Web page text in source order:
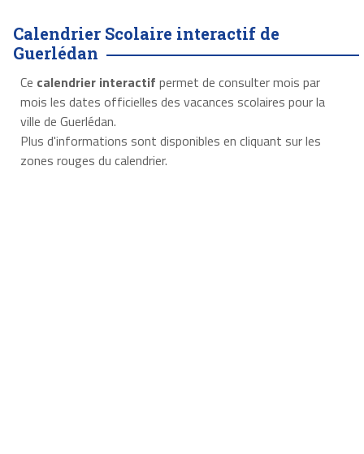
Calendrier Scolaire interactif de
Guerlédan
Ce calendrier interactif permet de consulter mois par
mois les dates officielles des vacances scolaires pour la
ville de Guerlédan.
Plus d'informations sont disponibles en cliquant sur les
zones rouges du calendrier.